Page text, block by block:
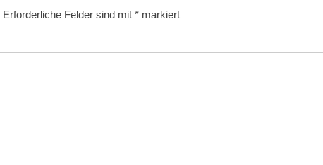
Erforderliche Felder sind mit * markiert